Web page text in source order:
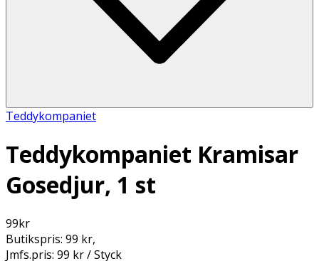
Teddykompaniet
Teddykompaniet Kramisar
Gosedjur, 1 st
99kr
Butikspris: 99 kr,
Jmfs.pris: 99 kr / Styck